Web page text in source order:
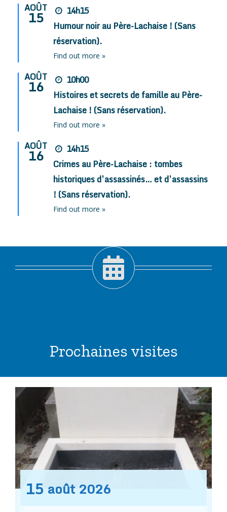
AOÛT
15
14h15
Humour noir au Père-Lachaise ! (Sans
réservation).
Find out more »
AOÛT
16
10h00
Histoires et secrets de famille au Père-
Lachaise ! (Sans réservation).
Find out more »
AOÛT
16
14h15
Crimes au Père-Lachaise : tombes
historiques d’assassinés… et d’assassins
! (Sans réservation).
Find out more »
Prochaines visites
15 août 2026